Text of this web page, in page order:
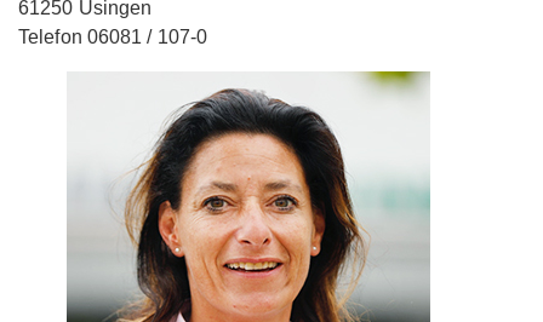
61250 Usingen
Telefon 06081 / 107-0